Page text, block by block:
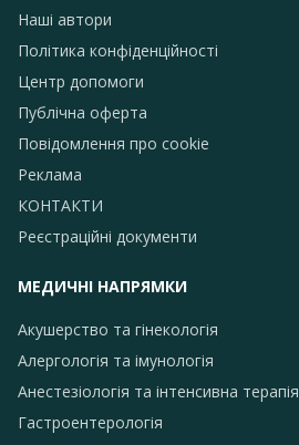
Наші автори
Політика конфіденційності
Центр допомоги
Публічна оферта
Повідомлення про сookie
Реклама
КОНТАКТИ
Реєстраційні документи
МЕДИЧНІ НАПРЯМКИ
Акушерство та гінекологія
Алергологія та імунологія
Анестезіологія та інтенсивна терапія
Гастроентерологія